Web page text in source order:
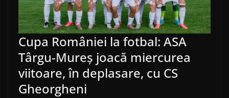
Cupa României la fotbal: ASA
Târgu-Mureș joacă miercurea
viitoare, în deplasare, cu CS
Gheorgheni